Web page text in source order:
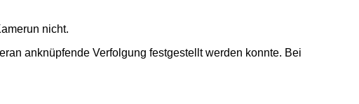
nicht.
anknüpfende Verfolgung festgestellt werden konnte. Bei